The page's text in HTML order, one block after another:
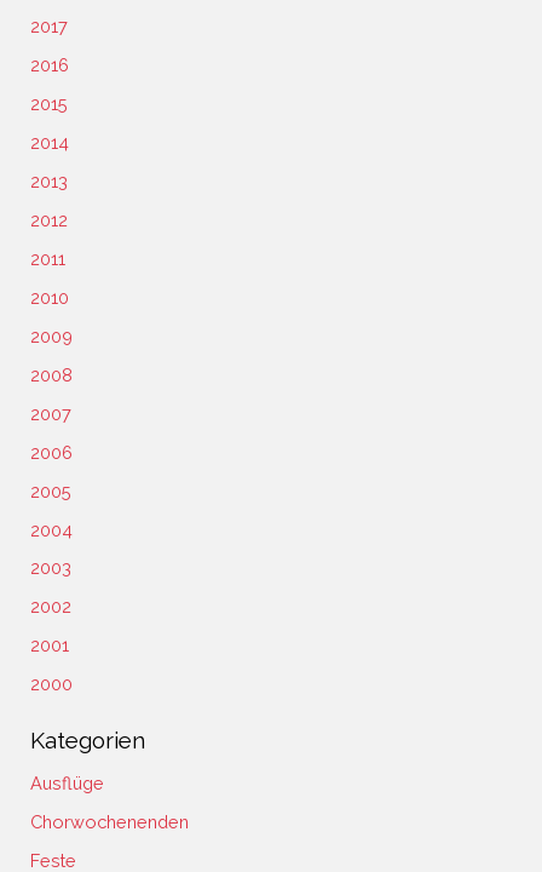
2017
2016
2015
2014
2013
2012
2011
2010
2009
2008
2007
2006
2005
2004
2003
2002
2001
2000
Kategorien
Ausflüge
Chorwochenenden
Feste